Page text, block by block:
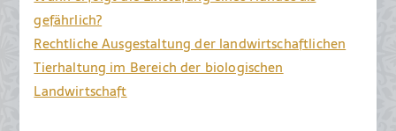
gefährlich?
Rechtliche Ausgestaltung der landwirtschaftlichen
Tierhaltung im Bereich der biologischen
Landwirtschaft